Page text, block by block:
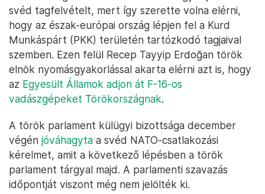
svéd tagfelvételt, mert így szerette volna elérni,
hogy az észak-európai ország lépjen fel a Kurd
Munkáspárt (PKK) területén tartózkodó tagjaival
szemben. Ezen felül Recep Tayyip Erdoğan török
elnök nyomásgyakorlással akarta elérni azt is, hogy
az Egyesült Államok adjon át F-16-os
vadászgépeket Törökországnak.
A török parlament külügyi bizottsága december
végén jóváhagyta a svéd NATO-csatlakozási
kérelmet, amit a következő lépésben a török
parlament tárgyal majd. A parlamenti szavazás
időpontját viszont még nem jelölték ki.